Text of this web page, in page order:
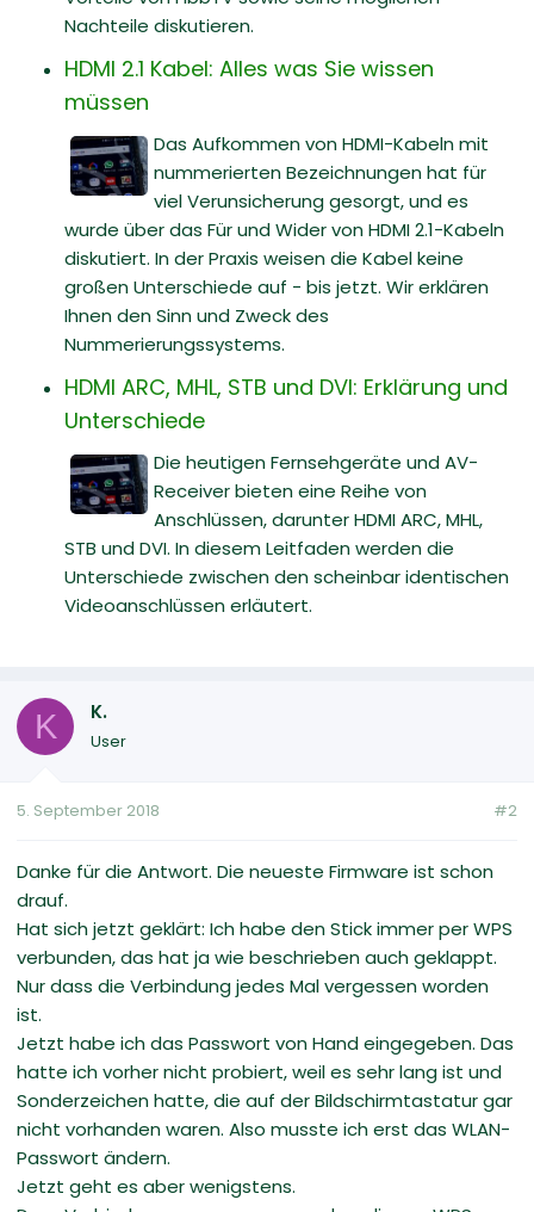
Nachteile diskutieren.
HDMI 2.1 Kabel: Alles was Sie wissen
müssen
Das Aufkommen von HDMI-Kabeln mit
nummerierten Bezeichnungen hat für
viel Verunsicherung gesorgt, und es
wurde über das Für und Wider von HDMI 2.1-Kabeln
diskutiert. In der Praxis weisen die Kabel keine
großen Unterschiede auf - bis jetzt. Wir erklären
Ihnen den Sinn und Zweck des
Nummerierungssystems.
HDMI ARC, MHL, STB und DVI: Erklärung und
Unterschiede
Die heutigen Fernsehgeräte und AV-
Receiver bieten eine Reihe von
Anschlüssen, darunter HDMI ARC, MHL,
STB und DVI. In diesem Leitfaden werden die
Unterschiede zwischen den scheinbar identischen
Videoanschlüssen erläutert.
K K.
User
5. September 2018 #2
Danke für die Antwort. Die neueste Firmware ist schon
drauf.
Hat sich jetzt geklärt: Ich habe den Stick immer per WPS
verbunden, das hat ja wie beschrieben auch geklappt.
Nur dass die Verbindung jedes Mal vergessen worden
ist.
Jetzt habe ich das Passwort von Hand eingegeben. Das
hatte ich vorher nicht probiert, weil es sehr lang ist und
Sonderzeichen hatte, die auf der Bildschirmtastatur gar
nicht vorhanden waren. Also musste ich erst das WLAN-
Passwort ändern.
Jetzt geht es aber wenigstens.